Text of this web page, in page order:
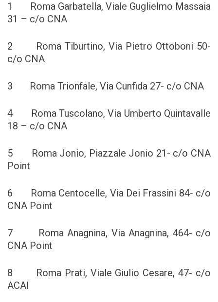
1 Roma Garbatella, Viale Guglielmo Massaia
31 – c/o CNA
2 Roma Tiburtino, Via Pietro Ottoboni 50-
c/o CNA
3 Roma Trionfale, Via Cunfida 27- c/o CNA
4 Roma Tuscolano, Via Umberto Quintavalle
18 – c/o CNA
5 Roma Jonio, Piazzale Jonio 21- c/o CNA
Point
6 Roma Centocelle, Via Dei Frassini 84- c/o
CNA Point
7 Roma Anagnina, Via Anagnina, 464- c/o
CNA Point
8 Roma Prati, Viale Giulio Cesare, 47- c/o
ACAI